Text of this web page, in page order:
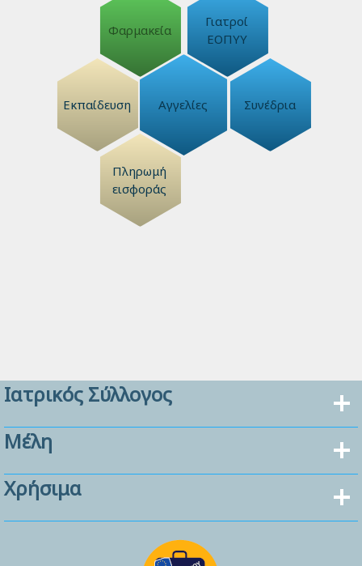
Φαρμακεία
Γιατροί
ΕΟΠΥΥ
Εκπαίδευση Αγγελίες Συνέδρια
Πληρωμή
εισφοράς
Ιατρικός Σύλλογος
Μέλη
Χρήσιμα